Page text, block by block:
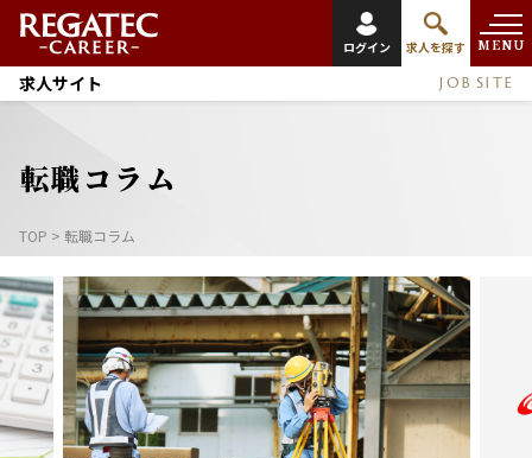
ログイン 求人を探す MENU
求人サイト JOB SITE
転職コラム
TOP > 転職コラム